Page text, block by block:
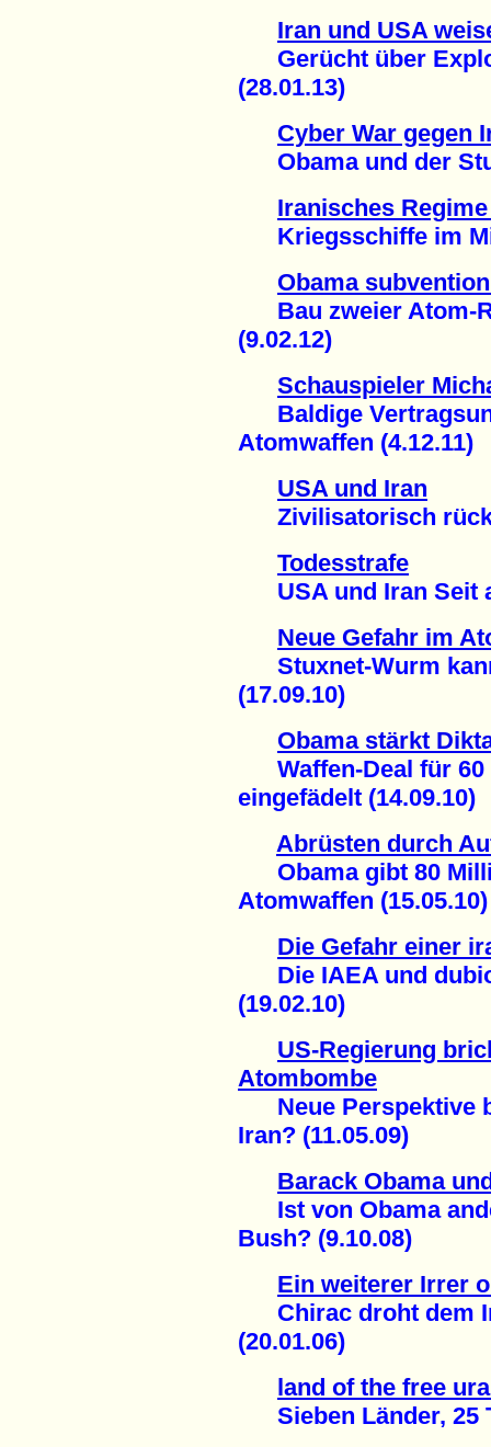
Iran und USA
Gerücht über
(28.01.13)
Cyber War gegen
Obama und der
Iranisches
Kriegsschiffe im
Obama
Bau zweier Atom-
(9.02.12)
Schauspieler
Baldige
Atomwaffen (4.12.11)
USA und Iran
Zivilisatorisch
Todesstrafe
USA und Iran Seit
Neue Gefahr im
Stuxnet-Wurm
(17.09.10)
Obama stärkt
Waffen-Deal für 60
eingefädelt (14.09.10)
Abrüsten durch
Obama gibt 80
Atomwaffen (15.05.10)
Die Gefahr einer
Die IAEA und
(19.02.10)
US-Regierung
Atombombe
Neue Perspektive
Iran? (11.05.09)
Barack Obama
Ist von Obama
Bush? (9.10.08)
Ein weiterer Irrer
Chirac droht dem
(20.01.06)
land of the free
Sieben Länder, 25